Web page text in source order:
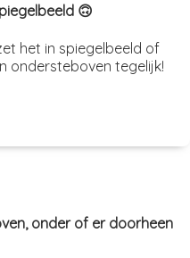
🙃
het in spiegelbeeld of
ondersteboven tegelijk!
onder of er doorheen